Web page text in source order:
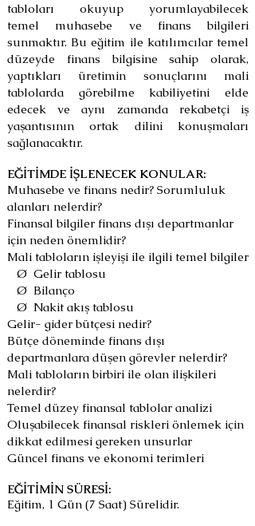
tabloları okuyup yorumlayabilecek
temel muhasebe ve finans bilgileri
sunmaktır. Bu eğitim ile katılımcılar temel
düzeyde finans bilgisine sahip olarak,
yaptıkları üretimin sonuçlarını mali
tablolarda görebilme kabiliyetini elde
edecek ve aynı zamanda rekabetçi iş
yaşantısının ortak dilini konuşmaları
sağlanacaktır.
EĞİTİMDE İŞLENECEK KONULAR:
Muhasebe ve finans nedir? Sorumluluk
alanları nelerdir?
Finansal bilgiler finans dışı departmanlar
için neden önemlidir?
Mali tabloların işleyişi ile ilgili temel bilgiler
Ø Gelir tablosu
Ø Bilanço
Ø Nakit akış tablosu
Gelir- gider bütçesi nedir?
Bütçe döneminde finans dışı
departmanlara düşen görevler nelerdir?
Mali tabloların birbiri ile olan ilişkileri
nelerdir?
Temel düzey finansal tablolar analizi
Oluşabilecek finansal riskleri önlemek için
dikkat edilmesi gereken unsurlar
Güncel finans ve ekonomi terimleri
EĞİTİMİN SÜRESİ:
Eğitim, 1 Gün (7 Saat) Sürelidir.